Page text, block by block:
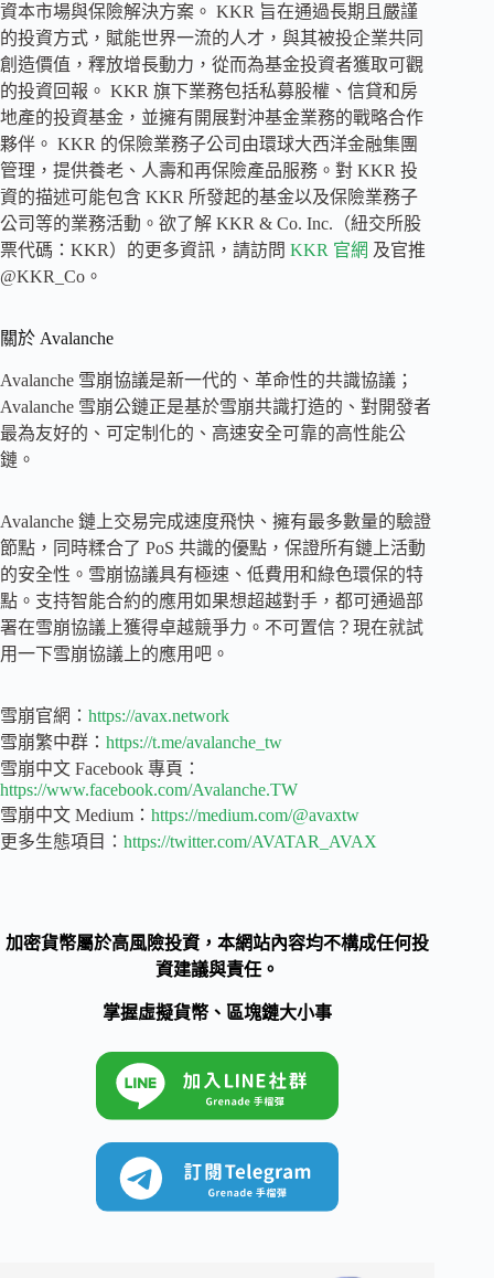
資本市場與保險解決方案。 KKR 旨在通過長期且嚴謹
的投資方式，賦能世界一流的人才，與其被投企業共同
創造價值，釋放增長動力，從而為基金投資者獲取可觀
的投資回報。 KKR 旗下業務包括私募股權、信貸和房
地產的投資基金，並擁有開展對沖基金業務的戰略合作
夥伴。 KKR 的保險業務子公司由環球大西洋金融集團
管理，提供養老、人壽和再保險產品服務。對 KKR 投
資的描述可能包含 KKR 所發起的基金以及保險業務子
公司等的業務活動。欲了解 KKR & Co. Inc.（紐交所股
票代碼：KKR）的更多資訊，請訪問 KKR 官網 及官推
@KKR_Co。
關於 Avalanche
Avalanche 雪崩協議是新一代的、革命性的共識協議；
Avalanche 雪崩公鏈正是基於雪崩共識打造的、對開發者
最為友好的、可定制化的、高速安全可靠的高性能公
鏈。
Avalanche 鏈上交易完成速度飛快、擁有最多數量的驗證
節點，同時糅合了 PoS 共識的優點，保證所有鏈上活動
的安全性。雪崩協議具有極速、低費用和綠色環保的特
點。支持智能合約的應用如果想超越對手，都可通過部
署在雪崩協議上獲得卓越競爭力。不可置信？現在就試
用一下雪崩協議上的應用吧。
雪崩官網： https://avax.network
雪崩繁中群： https://t.me/avalanche_tw
雪崩中文 Facebook 專頁：
https://www.facebook.com/Avalanche.TW
雪崩中文 Medium： https://medium.com/@avaxtw
更多生態項目： https://twitter.com/AVATAR_AVAX
加密貨幣屬於高風險投資，本網站內容均不構成任何投
資建議與責任。
掌握虛擬貨幣、區塊鏈大小事